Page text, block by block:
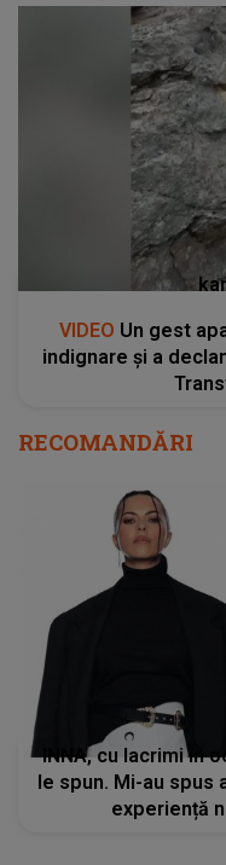
VIDEO Un gest
indignare și a
RECOMANDĂRI
INNA, cu lacrimi în
le spun. Mi-au spus
experiență